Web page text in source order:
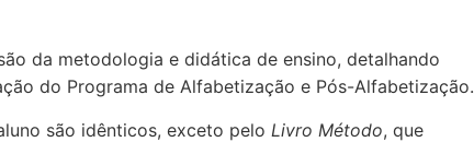
da metodologia e didática de ensino, detalhando
do Programa de Alfabetização e Pós-Alfabetização.
são idênticos, exceto pelo Livro Método, que